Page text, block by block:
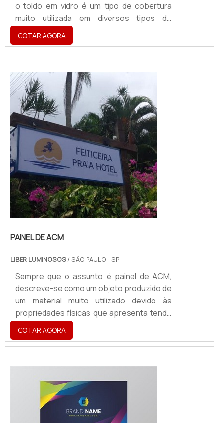
o toldo em vidro é um tipo de cobertura
muito utilizada em diversos tipos de
estabelecimentos e pode proteger
pessoas e objetos contra a ação da chuva,
do sol e de outros tipos de intempéries
estão abrigados sob o mesmo. O
PRODUTO GARANTE DIVERSAS
APLICAÇÕESSendo assim, os toldos
podem se tornar ótimas alternativas para
pessoa...
COTAR AGORA
PAINEL DE ACM
LIBER LUMINOSOS / SÃO PAULO - SP
Sempre que o assunto é painel de ACM,
descreve-se como um objeto produzido de
um material muito utilizado devido às
propriedades físicas que apresenta tendo
a aplicabilidade em atestar a identidade
visual de uma marca, sendo utilizado para a
criação
GARANTE UMA SÉRIE DE BENEFÍCIOSO
produto é, hoje, um ponto de extrema
importância para segmentos como cafés,
COTAR AGORA